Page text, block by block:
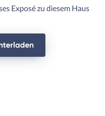
Exposé zu diesem Haus